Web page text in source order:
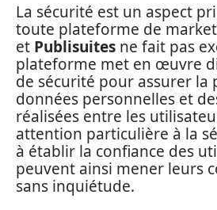
La sécurité est un aspect
toute plateforme de
et Publisuites ne fait pas
plateforme met en œuvre
de sécurité pour assurer la
données personnelles et
réalisées entre les
attention particulière à la
à établir la confiance des
peuvent ainsi mener leurs
sans inquiétude.